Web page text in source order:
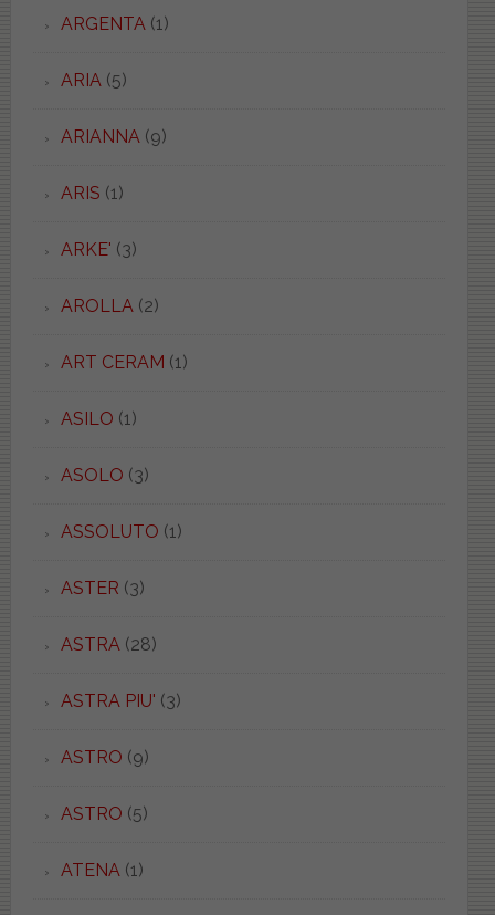
ARGENTA(1)
ARIA(5)
ARIANNA(9)
ARIS (1)
ARKE' (3)
AROLLA(2)
ART CERAM (1)
ASILO (1)
ASOLO (3)
ASSOLUTO (1)
ASTER (3)
ASTRA(28)
ASTRA PIU' (3)
ASTRO (9)
ASTRO (5)
ATENA(1)